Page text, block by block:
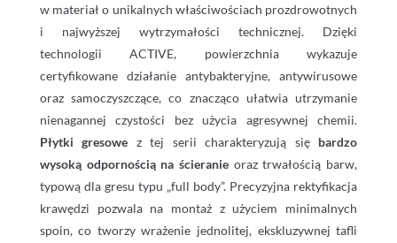
w materiał o unikalnych właściwościach prozdrowotnych
i najwyższej wytrzymałości technicznej. Dzięki
technologii ACTIVE, powierzchnia wykazuje
certyfikowane działanie antybakteryjne, antywirusowe
oraz samoczyszczące, co znacząco ułatwia utrzymanie
nienagannej czystości bez użycia agresywnej chemii.
Płytki gresowe z tej serii charakteryzują się bardzo
wysoką odpornością na ścieranie oraz trwałością barw,
typową dla gresu typu „full body”. Precyzyjna rektyfikacja
krawędzi pozwala na montaż z użyciem minimalnych
spoin, co tworzy wrażenie jednolitej, ekskluzywnej tafli